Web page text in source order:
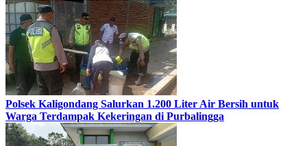
Polsek Kaligondang Salurkan 1.200 Liter Air Bersih untuk
Warga Terdampak Kekeringan di Purbalingga